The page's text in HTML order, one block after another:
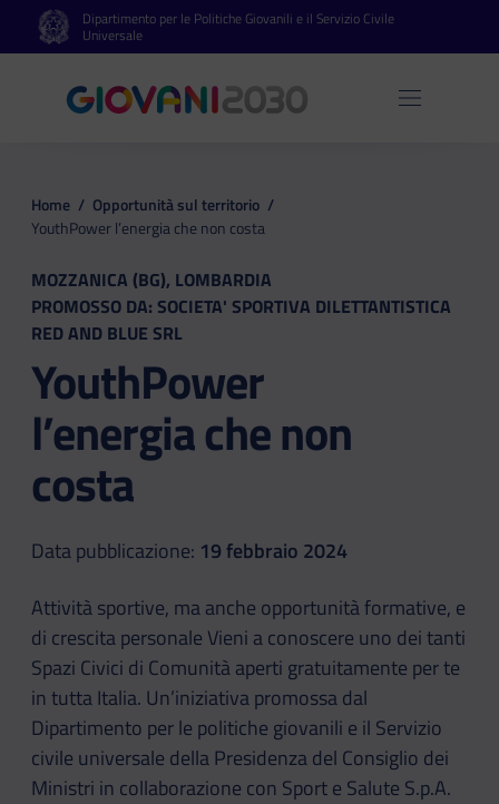
Vai al contenuto principale
Vai al footerDipartimento per le Politiche Giovanili e il Servizio Civile
Universale
Apri
Home / Opportunità sul territorio /
YouthPower l’energia che non costa
MOZZANICA (BG), LOMBARDIA
PROMOSSO DA: SOCIETA' SPORTIVA DILETTANTISTICA
RED AND BLUE SRL
YouthPower
l’energia che non
costa
Data pubblicazione: 19 febbraio 2024
Attività sportive, ma anche opportunità formative, e
di crescita personale Vieni a conoscere uno dei tanti
Spazi Civici di Comunità aperti gratuitamente per te
in tutta Italia. Un’iniziativa promossa dal
Dipartimento per le politiche giovanili e il Servizio
civile universale della Presidenza del Consiglio dei
Ministri in collaborazione con Sport e Salute S.p.A.